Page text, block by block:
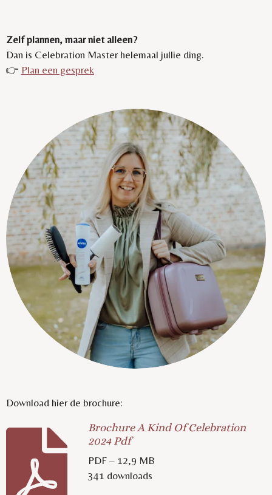
Zelf plannen, maar niet alleen?
Dan is Celebration Master helemaal jullie ding.
👉 Plan een gesprek
Download hier de brochure:
Brochure A Kind Of Celebration
2024 Pdf
PDF – 12,9 MB
341 downloads